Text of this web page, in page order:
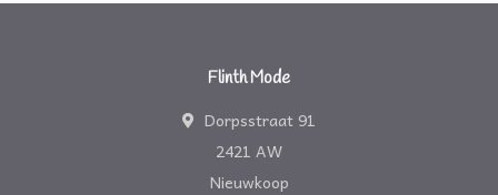
Flinth Mode
Dorpsstraat 91
2421 AW
Nieuwkoop